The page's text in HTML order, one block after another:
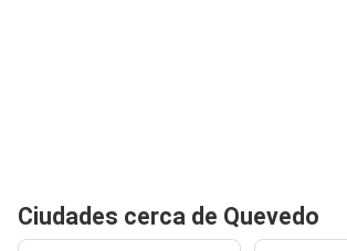
Ciudades cerca de Quevedo